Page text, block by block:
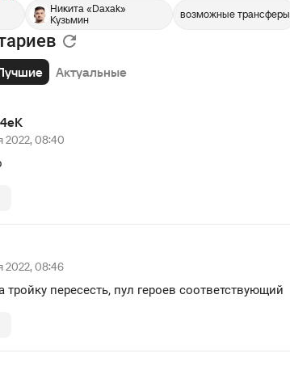
Никита «Daxak»
Кузьмин
возможные трансферы
Актуальные
2022, 08:40
2022, 08:46
пересесть, пул героев соответствующий